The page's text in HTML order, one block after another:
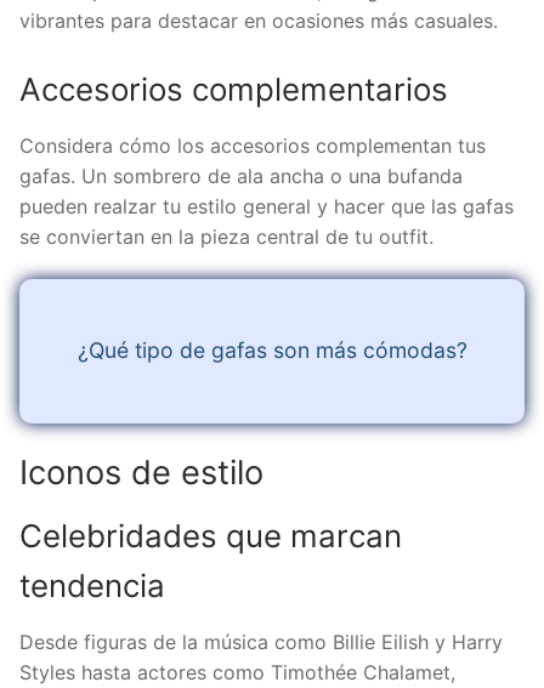
vibrantes para destacar en ocasiones más casuales.
Accesorios complementarios
Considera cómo los accesorios complementan tus
gafas. Un sombrero de ala ancha o una bufanda
pueden realzar tu estilo general y hacer que las gafas
se conviertan en la pieza central de tu outfit.
¿Qué tipo de gafas son más cómodas?
Iconos de estilo
Celebridades que marcan
tendencia
Desde figuras de la música como Billie Eilish y Harry
Styles hasta actores como Timothée Chalamet,